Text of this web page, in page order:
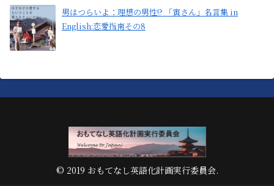
男はつらいよ：理想の男性!? 「寅さん」名言集 in
English:恋愛指南その8
© 2019 おもてなし英語化計画実行委員会.